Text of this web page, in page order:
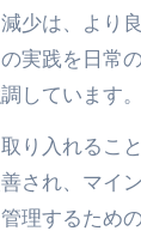
少は、より
実践を日常
しています。
り入れるこ
され、マイ
理するため